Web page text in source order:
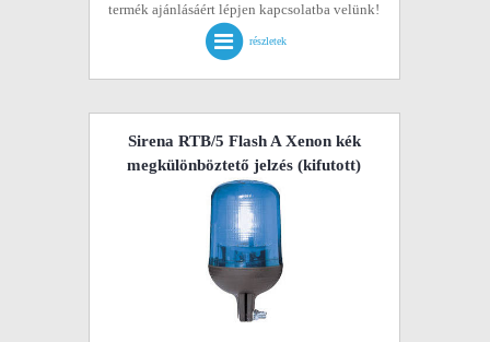
termék ajánlásáért lépjen kapcsolatba velünk!
részletek
Sirena RTB/5 Flash A Xenon kék
megkülönböztető jelzés (kifutott)